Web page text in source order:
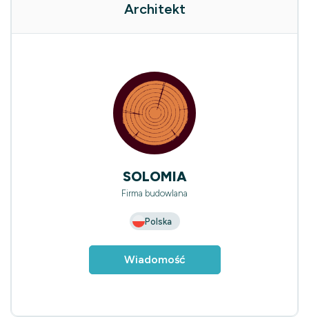
Architekt
SOLOMIA
Firma budowlana
Polska
Wiadomość